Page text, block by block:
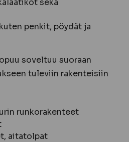
sekä
penkit, pöydät ja
soveltuu suoraan
tuleviin rakenteisiin
runkorakenteet
aitatolpat